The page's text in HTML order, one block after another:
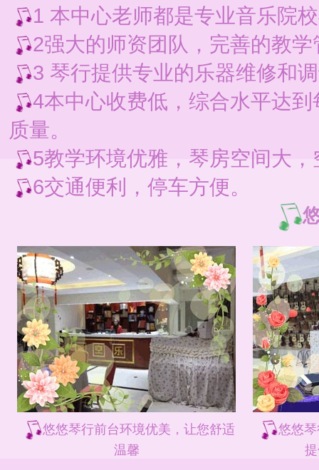
1 本中心老师都是专业音乐院
2强大的师资团队，完善的教
3 琴行提供专业的乐器维修和
4本中心收费低，综合水平达
质量。
5教学环境优雅，琴房空间大，
6交通便利，停车方便。
悠悠琴行前台环境优美，让您舒适
温馨
悠悠